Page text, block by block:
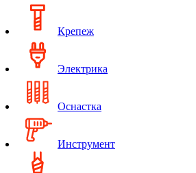
Крепеж
Электрика
Оснастка
Инструмент